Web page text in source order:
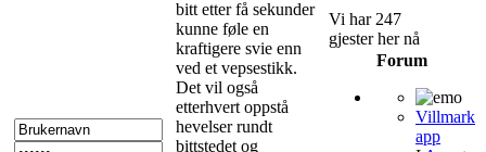
bitt etter få sekunder
kunne føle en
kraftigere svie enn
ved et vepsestikk.
Det vil også
etterhvert oppstå
hevelser rundt
bittstedet og
Vi har 247
gjester her nå
Forum
Villmark
app